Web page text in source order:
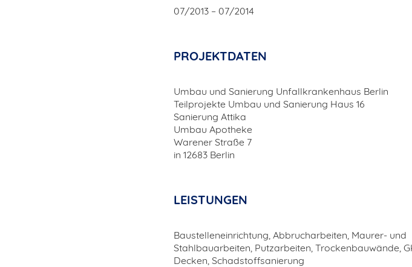
07/2013 – 07/2014
PROJEKTDATEN
Umbau und Sanierung Unfallkrankenhaus Berlin
Teilprojekte Umbau und Sanierung Haus 16
Sanierung Attika
Umbau Apotheke
Warener Straße 7
in 12683 Berlin
LEISTUNGEN
Baustelleneinrichtung, Abbrucharbeiten, Maurer- und
Stahlbauarbeiten, Putzarbeiten, Trockenbauwände,
Decken, Schadstoffsanierung